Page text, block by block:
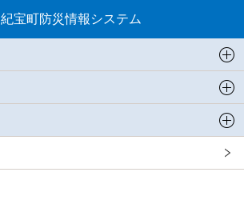
紀宝町防災情報システム